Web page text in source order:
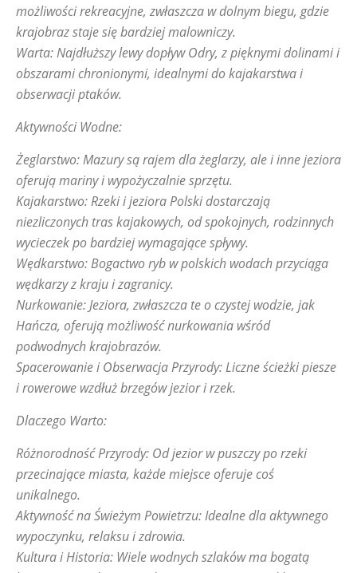
możliwości rekreacyjne, zwłaszcza w dolnym biegu, gdzie
krajobraz staje się bardziej malowniczy.
Warta: Najdłuższy lewy dopływ Odry, z pięknymi dolinami i
obszarami chronionymi, idealnymi do kajakarstwa i
obserwacji ptaków.
Aktywności Wodne:
Żeglarstwo: Mazury są rajem dla żeglarzy, ale i inne jeziora
oferują mariny i wypożyczalnie sprzętu.
Kajakarstwo: Rzeki i jeziora Polski dostarczają
niezliczonych tras kajakowych, od spokojnych, rodzinnych
wycieczek po bardziej wymagające spływy.
Wędkarstwo: Bogactwo ryb w polskich wodach przyciąga
wędkarzy z kraju i zagranicy.
Nurkowanie: Jeziora, zwłaszcza te o czystej wodzie, jak
Hańcza, oferują możliwość nurkowania wśród
podwodnych krajobrazów.
Spacerowanie i Obserwacja Przyrody: Liczne ścieżki piesze
i rowerowe wzdłuż brzegów jezior i rzek.
Dlaczego Warto:
Różnorodność Przyrody: Od jezior w puszczy po rzeki
przecinające miasta, każde miejsce oferuje coś
unikalnego.
Aktywność na Świeżym Powietrzu: Idealne dla aktywnego
wypoczynku, relaksu i zdrowia.
Kultura i Historia: Wiele wodnych szlaków ma bogatą